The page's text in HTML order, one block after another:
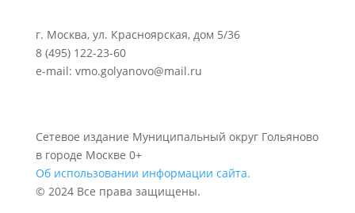
г. Москва, ул. Красноярская, дом 5/36
8 (495) 122-23-60
e-mail: vmo.golyanovo@mail.ru
Сетевое издание Муниципальный округ Гольяново
в городе Москве 0+
Об использовании информации сайта.
© 2024 Все права защищены.